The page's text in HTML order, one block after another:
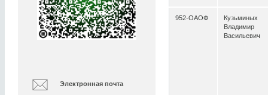
Электронная почта
952-ОАОФ
Кузьминых
Владимир
Васильевич